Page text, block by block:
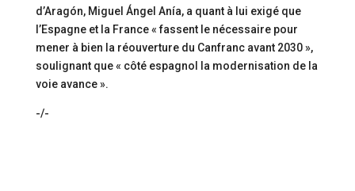
d’Aragón, Miguel Ángel Anía, a quant à lui exigé que
l’Espagne et la France « fassent le nécessaire pour
mener à bien la réouverture du Canfranc avant 2030 »,
soulignant que « côté espagnol la modernisation de la
voie avance ».
-/-